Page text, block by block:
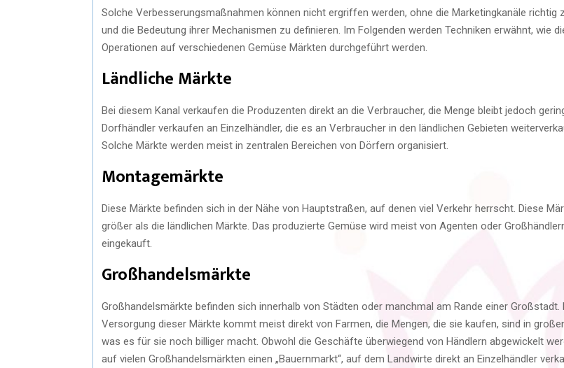
Solche Verbesserungsmaßnahmen können nicht ergriffen werden, ohne die Marketingkanäle richtig
und die Bedeutung ihrer Mechanismen zu definieren. Im Folgenden werden Techniken erwähnt, wie
Operationen auf verschiedenen Gemüse Märkten durchgeführt werden.
Ländliche Märkte
Bei diesem Kanal verkaufen die Produzenten direkt an die Verbraucher, die Menge bleibt jedoch
Dorfhändler verkaufen an Einzelhändler, die es an Verbraucher in den ländlichen Gebieten
Solche Märkte werden meist in zentralen Bereichen von Dörfern organisiert.
Montagemärkte
Diese Märkte befinden sich in der Nähe von Hauptstraßen, auf denen viel Verkehr herrscht. Diese
größer als die ländlichen Märkte. Das produzierte Gemüse wird meist von Agenten oder
eingekauft.
Großhandelsmärkte
Großhandelsmärkte befinden sich innerhalb von Städten oder manchmal am Rande einer Großstadt.
Versorgung dieser Märkte kommt meist direkt von Farmen, die Mengen, die sie kaufen, sind in
was es für sie noch billiger macht. Obwohl die Geschäfte überwiegend von Händlern abgewickelt
auf vielen Großhandelsmärkten einen „Bauernmarkt“, auf dem Landwirte direkt an Einzelhändler